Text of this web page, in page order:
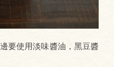
要使用淡味醬油，黑豆醬